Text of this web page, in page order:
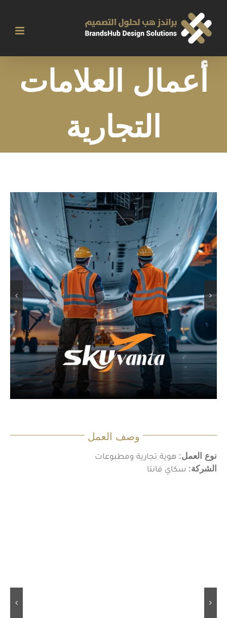
content
أعمال العلامات
التجارية
وصف العمل
نوع العمل: هوية تجارية ومطبوعات
الشركة: سكاي فانتا